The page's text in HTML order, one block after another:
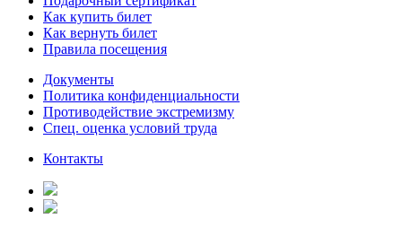
Как купить билет
Как вернуть билет
Правила посещения
Документы
Политика конфиденциальности
Противодействие экстремизму
Спец. оценка условий труда
Контакты